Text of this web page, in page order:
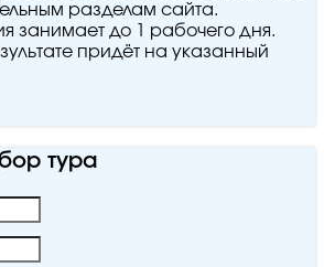
разделам сайта.
занимает до 1 рабочего дня.
придёт на указанный
тура